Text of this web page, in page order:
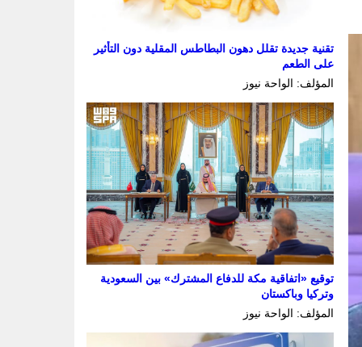
تقنية جديدة تقلل دهون البطاطس المقلية دون التأثير
على الطعم
المؤلف: الواحة نيوز
توقيع «اتفاقية مكة للدفاع المشترك» بين السعودية
وتركيا وباكستان
المؤلف: الواحة نيوز